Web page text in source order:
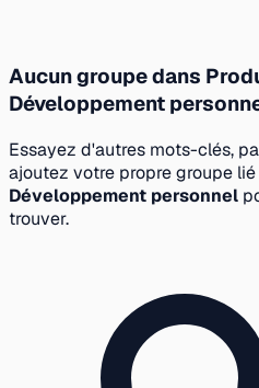
Aucun groupe dans
Développement
Essayez d'autres mots-clés,
ajoutez votre propre groupe lié
Développement personnel
trouver.